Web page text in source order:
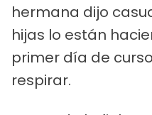
hermana dijo
hijas lo están
primer día de
respirar.